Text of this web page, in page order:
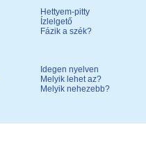
Hettyem-pitty
Ízlelgető
Fázik a szék?
Idegen nyelven
Melyik lehet az?
Melyik nehezebb?